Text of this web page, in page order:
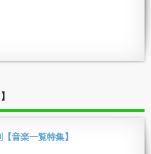
音楽一覧特集】